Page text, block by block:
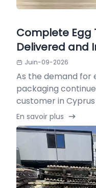
Complete Egg
Delivered and
Juin-09-2026
As the demand
packaging
customer in
En savoir plus